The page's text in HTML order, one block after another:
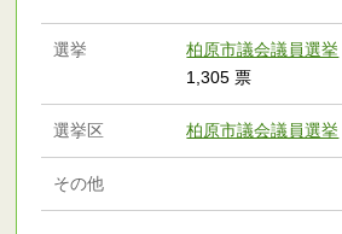
選挙 柏原市議会議員選挙
1,305 票
選挙区 柏原市議会議員選挙
その他